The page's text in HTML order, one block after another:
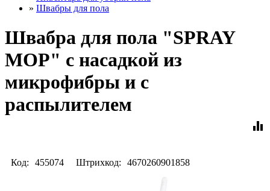
» Швабры для пола
Швабра для пола "SPRAY
MOP" с насадкой из
микрофибры и с
распылителем
equalizer
Код: 455074 Штрихкод: 4670260901858